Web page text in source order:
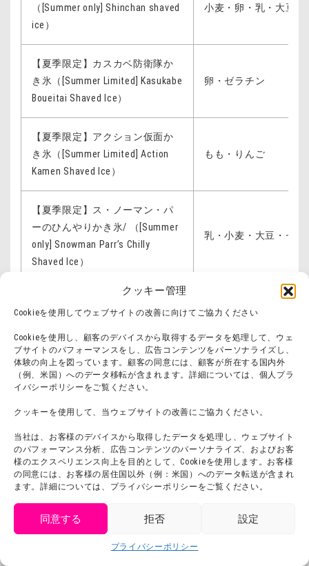
クッキー管理
Cookieを使用してウェブサイトの改善に向けてご協力ください
Cookieを使用し、顧客のデバイスから取得するデータを処理して、ウェ
ブサイトのパフォーマンスをし、広告コンテンツをパーソナライズし、
体験の向上を図っています。顧客の同意には、顧客が所在する国内外
（例、米国）へのデータ移転が含まれます。詳細については、個人プラ
イバシーポリシーをご覧ください。
クッキーを使用して、当ウェブサイトの改善にご協力ください。
当社は、お客様のデバイスから取得したデータを処理し、ウェブサイト
のパフォーマンス分析、広告コンテンツのパーソナライズ、およびお客
様のエクスペリエンス向上を目的として、Cookieを使用します。お客様
の同意には、お客様の居住国以外（例：米国）へのデータ転送が含まれ
ます。詳細については、プライバシーポリシーをご覧ください。
同意する 拒否 設定
プライバシーポリシー
（[Summer only] Shinchan shaved
ice）
小麦・卵・乳・大豆
【夏季限定】カスカベ防衛隊か
き氷（[Summer Limited] Kasukabe
Boueitai Shaved Ice）
卵・ゼラチン
【夏季限定】アクション仮面か
き氷（[Summer Limited] Action
Kamen Shaved Ice）
もも・りんご
【夏季限定】ス・ノーマン・パ
ーのひんやりかき氷/ （[Summer
only] Snowman Parr’s Chilly
Shaved Ice）
乳・小麦・大豆・ゼラ
（Toppema Mapetto Melon
Soda）
乳・大豆・ゼラチン
マカオとジョマのデザートドッ
グ（Makao and Joma Dessert
Dogs）
リンゴジュース（Apple juice） りんご
オレンジジュース（Orange
juice）
オレンジ
アイスコーヒー（Iced Coffee）